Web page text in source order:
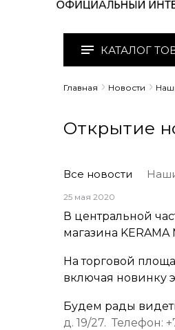
КАТАЛОГ
Главная Новости
Открытие
Все новости
25 мая 2020
В центральной
магазина KERAMA
На торговой
включая новинку
Будем рады
д. 19/27. Телефон: